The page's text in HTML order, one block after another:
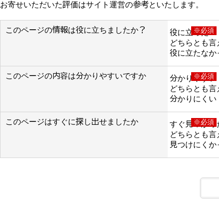
お寄せいただいた評価はサイト運営の参考といたします。
このページの情報は役に立ちましたか？ ※必須
役に立った
どちらとも言
役に立たなか
このページの内容は分かりやすいですか ※必須
分かりやすい
どちらとも言
分かりにくい
このページはすぐに探し出せましたか ※必須
すぐ見つかっ
どちらとも言
見つけにくか